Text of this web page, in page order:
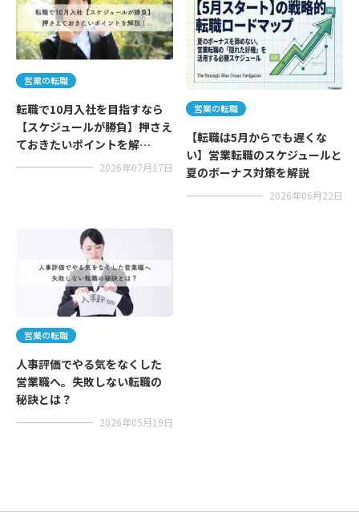
営業の転職
転職で10月入社を目指すなら
【スケジュールが勝負】押さえ
ておきたいポイントを解…
2026年07月17日
営業の転職
【転職は5月からでも遅くな
い】営業転職のスケジュールと
夏のボーナス対策を解説
2026年06月22日
営業の転職
人事評価でやる気をなくした
営業職へ。失敗しない転職の
秘訣とは？
2026年05月19日